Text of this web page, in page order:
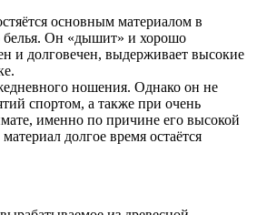
основным материалом в
белья. Он «дышит» и хорошо
и долговечен, выдерживает высокие
ношения. Однако он не
спортом, а также при очень
именно по причине его высокой
долгое время остаётся